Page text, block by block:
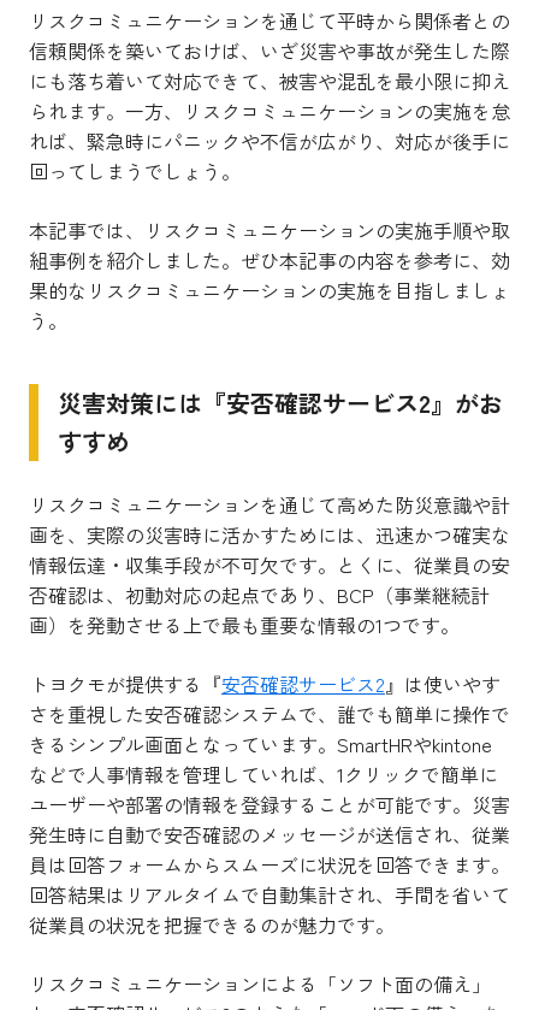
リスクコミュニケーションを通じて平時から関係者との
信頼関係を築いておけば、いざ災害や事故が発生した際
にも落ち着いて対応できて、被害や混乱を最小限に抑え
られます。一方、リスクコミュニケーションの実施を怠
れば、緊急時にパニックや不信が広がり、対応が後手に
回ってしまうでしょう。
本記事では、リスクコミュニケーションの実施手順や取
組事例を紹介しました。ぜひ本記事の内容を参考に、効
果的なリスクコミュニケーションの実施を目指しましょ
う。
災害対策には『安否確認サービス2』がお
すすめ
リスクコミュニケーションを通じて高めた防災意識や計
画を、実際の災害時に活かすためには、迅速かつ確実な
情報伝達・収集手段が不可欠です。とくに、従業員の安
否確認は、初動対応の起点であり、BCP（事業継続計
画）を発動させる上で最も重要な情報の1つです。
トヨクモが提供する『安否確認サービス2 』は使いやす
さを重視した安否確認システムで、誰でも簡単に操作で
きるシンプル画面となっています。SmartHRやkintone
などで人事情報を管理していれば、1クリックで簡単に
ユーザーや部署の情報を登録することが可能です。災害
発生時に自動で安否確認のメッセージが送信され、従業
員は回答フォームからスムーズに状況を回答できます。
回答結果はリアルタイムで自動集計され、手間を省いて
従業員の状況を把握できるのが魅力です。
リスクコミュニケーションによる「ソフト面の備え」